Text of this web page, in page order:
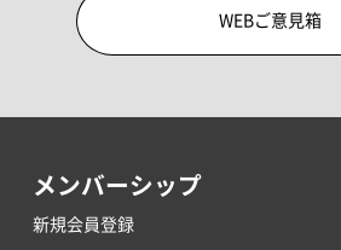
WEBご意見箱
メンバーシップ
新規会員登録